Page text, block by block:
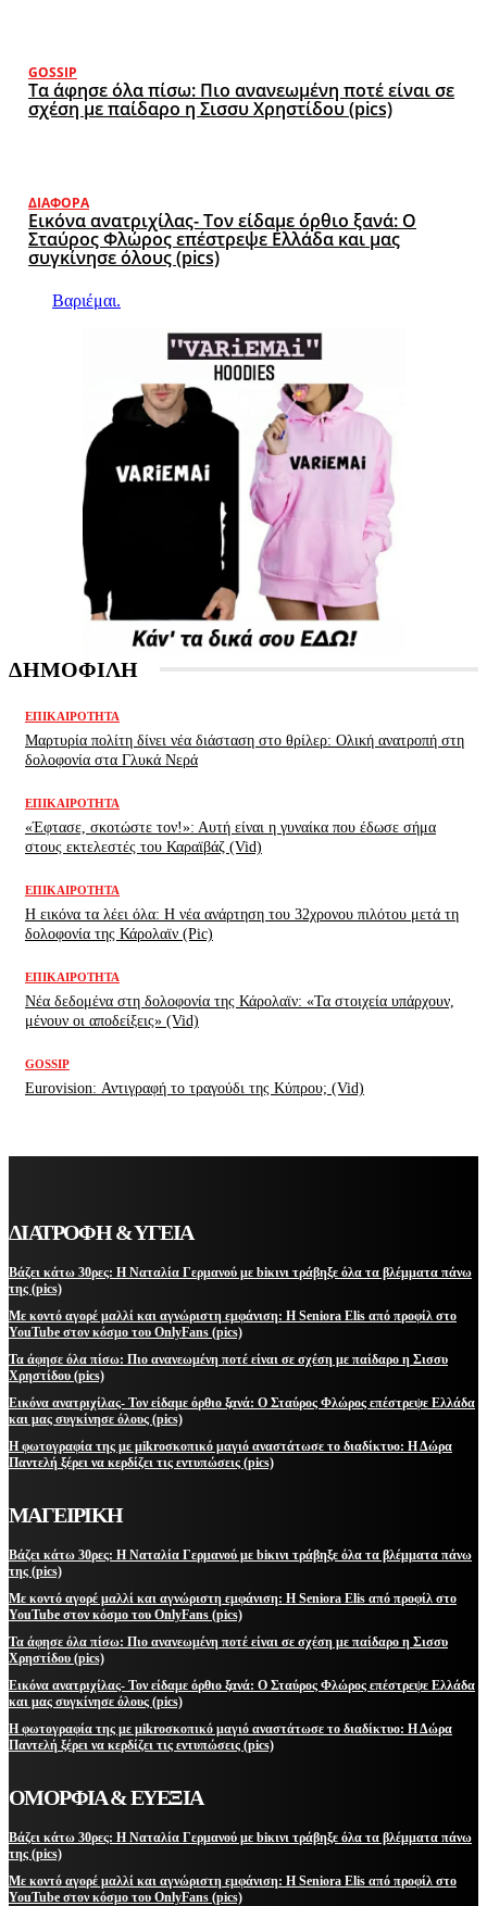
GOSSIP
Τα άφησε όλα πίσω: Πιο ανανεωμένη ποτέ είναι σε
σχέση με παίδαρο η Σισσυ Χρηστίδου (pics)
ΔΙΆΦΟΡΑ
Εικόνα ανατριχίλας- Τον είδαμε όρθιο ξανά: Ο
Σταύρος Φλώρος επέστρεψε Ελλάδα και μας
συγκίνησε όλους (pics)
Βαριέμαι.
ΔΗΜΟΦΙΛΗ
ΕΠΙΚΑΙΡΌΤΗΤΑ
Μαρτυρία πολίτη δίνει νέα διάσταση στο θρίλερ: Ολική ανατροπή στη
δολοφονία στα Γλυκά Νερά
ΕΠΙΚΑΙΡΌΤΗΤΑ
«Έφτασε, σκοτώστε τον!»: Αυτή είναι η γυναίκα που έδωσε σήμα
στους εκτελεστές του Καραϊβάζ (Vid)
ΕΠΙΚΑΙΡΌΤΗΤΑ
H εικόνα τα λέει όλα: H νέα ανάρτηση του 32χρονου πιλότου μετά τη
δολοφονία της Κάρολαϊν (Pic)
ΕΠΙΚΑΙΡΌΤΗΤΑ
Νέα δεδομένα στη δολοφονία της Κάρολαϊν: «Τα στοιχεία υπάρχουν,
μένουν οι αποδείξεις» (Vid)
GOSSIP
Eurovision: Αντιγραφή το τραγούδι της Κύπρου; (Vid)
ΔΙΑΤΡΟΦΗ & ΥΓΕΙΑ
Βάζει κάτω 30ρες: Η Ναταλία Γερμανού με biκινι τράβηξε όλα τα βλέμματα πάνω
της (pics)
Με κοντό αγορέ μαλλί και αγνώριστη εμφάνιση: Η Seniora Elis από προφίλ στο
YouTube στον κόσμο του OnlyFans (pics)
Τα άφησε όλα πίσω: Πιο ανανεωμένη ποτέ είναι σε σχέση με παίδαρο η Σισσυ
Χρηστίδου (pics)
Εικόνα ανατριχίλας- Τον είδαμε όρθιο ξανά: Ο Σταύρος Φλώρος επέστρεψε Ελλάδα
και μας συγκίνησε όλους (pics)
Η φωτογραφία της με μikroσκοπικό μαγιό αναστάτωσε το διαδίκτυο: Η Δώρα
Παντελή ξέρει να κερδίζει τις εντυπώσεις (pics)
ΜΑΓΕΙΡΙΚΗ
Βάζει κάτω 30ρες: Η Ναταλία Γερμανού με biκινι τράβηξε όλα τα βλέμματα πάνω
της (pics)
Με κοντό αγορέ μαλλί και αγνώριστη εμφάνιση: Η Seniora Elis από προφίλ στο
YouTube στον κόσμο του OnlyFans (pics)
Τα άφησε όλα πίσω: Πιο ανανεωμένη ποτέ είναι σε σχέση με παίδαρο η Σισσυ
Χρηστίδου (pics)
Εικόνα ανατριχίλας- Τον είδαμε όρθιο ξανά: Ο Σταύρος Φλώρος επέστρεψε Ελλάδα
και μας συγκίνησε όλους (pics)
Η φωτογραφία της με μikroσκοπικό μαγιό αναστάτωσε το διαδίκτυο: Η Δώρα
Παντελή ξέρει να κερδίζει τις εντυπώσεις (pics)
ΟΜΟΡΦΙΑ & ΕΥΕΞΙΑ
Βάζει κάτω 30ρες: Η Ναταλία Γερμανού με biκινι τράβηξε όλα τα βλέμματα πάνω
της (pics)
Με κοντό αγορέ μαλλί και αγνώριστη εμφάνιση: Η Seniora Elis από προφίλ στο
YouTube στον κόσμο του OnlyFans (pics)